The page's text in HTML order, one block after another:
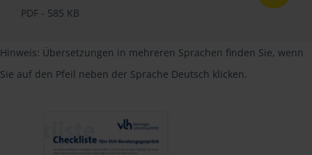
PDF - 585 KB
Hinweis: Übersetzungen in mehreren Sprachen finden Sie, wenn
Sie auf den Pfeil neben der Sprache Deutsch klicken.